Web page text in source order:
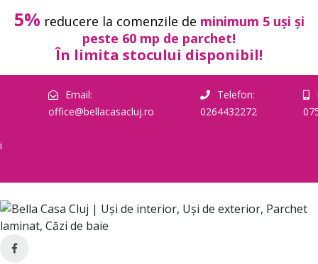
5% reducere la comenzile de minimum 5 uși și
peste 60 mp de parchet!
În limita stocului disponibil!
Email:
office@bellacasacluj.ro
Telefon:
0264432272